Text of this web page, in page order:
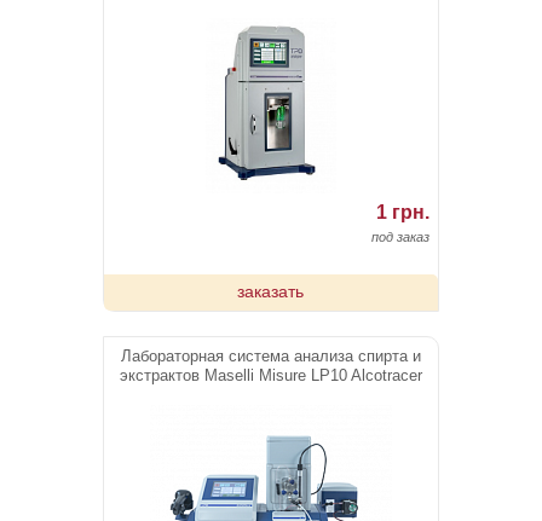
1 грн.
под заказ
заказать
Лабораторная система анализа спирта и
экстрактов Maselli Misure LP10 Alcotracer